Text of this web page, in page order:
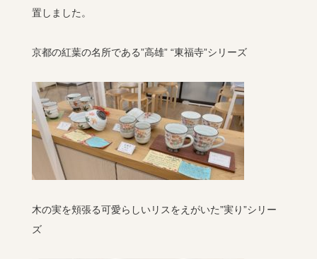
置しました。
京都の紅葉の名所である”高雄” “東福寺”シリーズ
木の実を頬張る可愛らしいリスをえがいた”実り”シリー
ズ